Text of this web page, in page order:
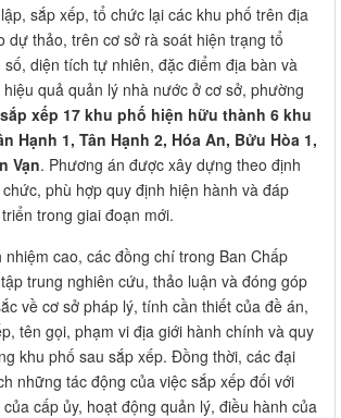
sắp xếp, tổ chức lại các khu phố trên địa
dự thảo, trên cơ sở rà soát hiện trạng tổ
diện tích tự nhiên, đặc điểm địa bàn và
quả quản lý nhà nước ở cơ sở, phường
sắp xếp 17 khu phố hiện hữu thành 6 khu
Hạnh 1, Tân Hạnh 2, Hóa An, Bửu Hòa 1,
Vạn. Phương án được xây dựng theo định
phù hợp quy định hiện hành và đáp
trong giai đoạn mới.
nhiệm cao, các đồng chí trong Ban Chấp
trung nghiên cứu, thảo luận và đóng góp
về cơ sở pháp lý, tính cần thiết của đề án,
tên gọi, phạm vi địa giới hành chính và quy
khu phố sau sắp xếp. Đồng thời, các đại
những tác động của việc sắp xếp đối với
cấp ủy, hoạt động quản lý, điều hành của